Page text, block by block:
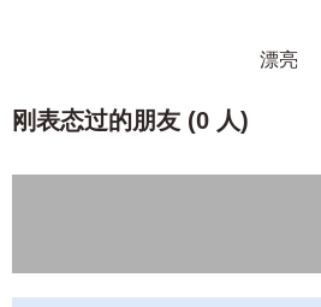
漂亮
刚表态过的朋友 (0 人)